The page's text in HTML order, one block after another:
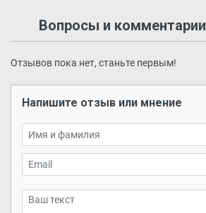
Вопросы и комментарии
Отзывов пока нет, станьте первым!
Напишите отзыв или мнение